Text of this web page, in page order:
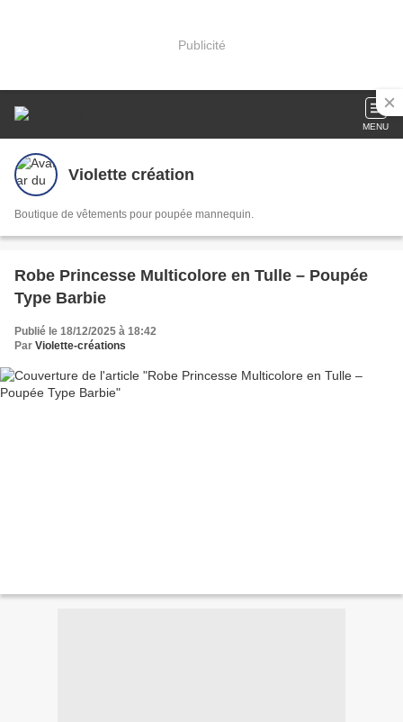
Publicité
MENU
Violette création
Boutique de vêtements pour poupée mannequin.
Robe Princesse Multicolore en Tulle – Poupée
Type Barbie
Publié le 18/12/2025 à 18:42
Par Violette-créations